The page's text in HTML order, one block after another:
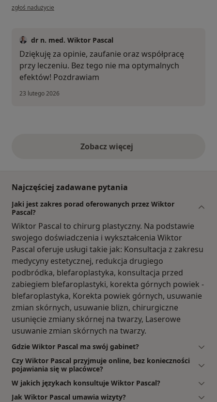
w opinii użytkownika Patrycja
zgłoś nadużycie
dr n. med. Wiktor Pascal
Dziękuję za opinie, zaufanie oraz współpracę
przy leczeniu. Bez tego nie ma optymalnych
efektów! Pozdrawiam
23 lutego 2026
Zobacz więcejopinie powyżej
Najczęściej zadawane pytania
Jaki jest zakres porad oferowanych przez Wiktor
Pascal?
Wiktor Pascal to chirurg plastyczny. Na podstawie
swojego doświadczenia i wykształcenia Wiktor
Pascal oferuje usługi takie jak: Konsultacja z zakresu
medycyny estetycznej, redukcja drugiego
podbródka, blefaroplastyka, konsultacja przed
zabiegiem blefaroplastyki, korekta górnych powiek -
blefaroplastyka, Korekta powiek górnych, usuwanie
zmian skórnych, usuwanie blizn, chirurgiczne
usunięcie zmiany skórnej na twarzy, Laserowe
usuwanie zmian skórnych na twarzy.
Gdzie Wiktor Pascal ma swój gabinet?
Czy Wiktor Pascal przyjmuje online, bez konieczności
pojawiania się w placówce?
W jakich językach konsultuje Wiktor Pascal?
Jak Wiktor Pascal umawia wizyty?